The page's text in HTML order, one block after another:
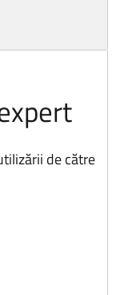
de către